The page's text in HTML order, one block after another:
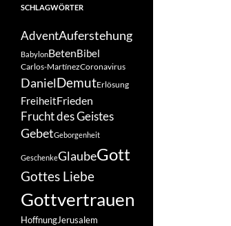
SCHLAGWÖRTER
AdventAuferstehung
BabylonBetenBibel
Carlos-MartínezCoronavirus
DanielDemutErlösung
FreiheitFrieden
Frucht des Geistes
GebetGeborgenheit
GeschenkeGlaubeGott
Gottes Liebe
Gottvertrauen
HoffnungJerusalem